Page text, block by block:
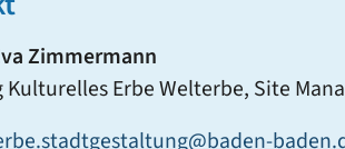
Zimmermann
Erbe Welterbe, Site